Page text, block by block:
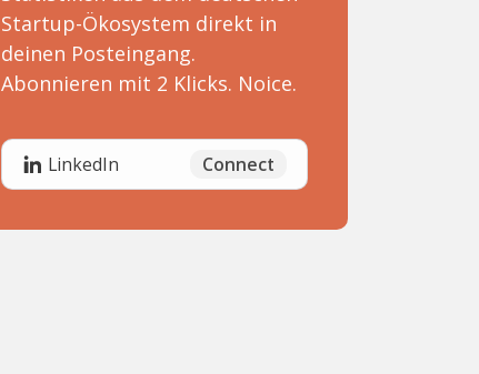
Startup-Ökosystem direkt in
deinen Posteingang.
Abonnieren mit 2 Klicks. Noice.
LinkedIn Connect